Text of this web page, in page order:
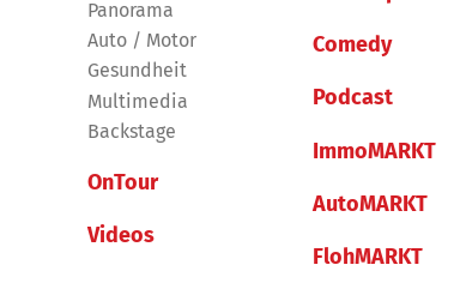
Panorama
Auto / Motor
Gesundheit
Multimedia
Backstage
OnTour
Videos
Comedy
Podcast
ImmoMARKT
AutoMARKT
FlohMARKT